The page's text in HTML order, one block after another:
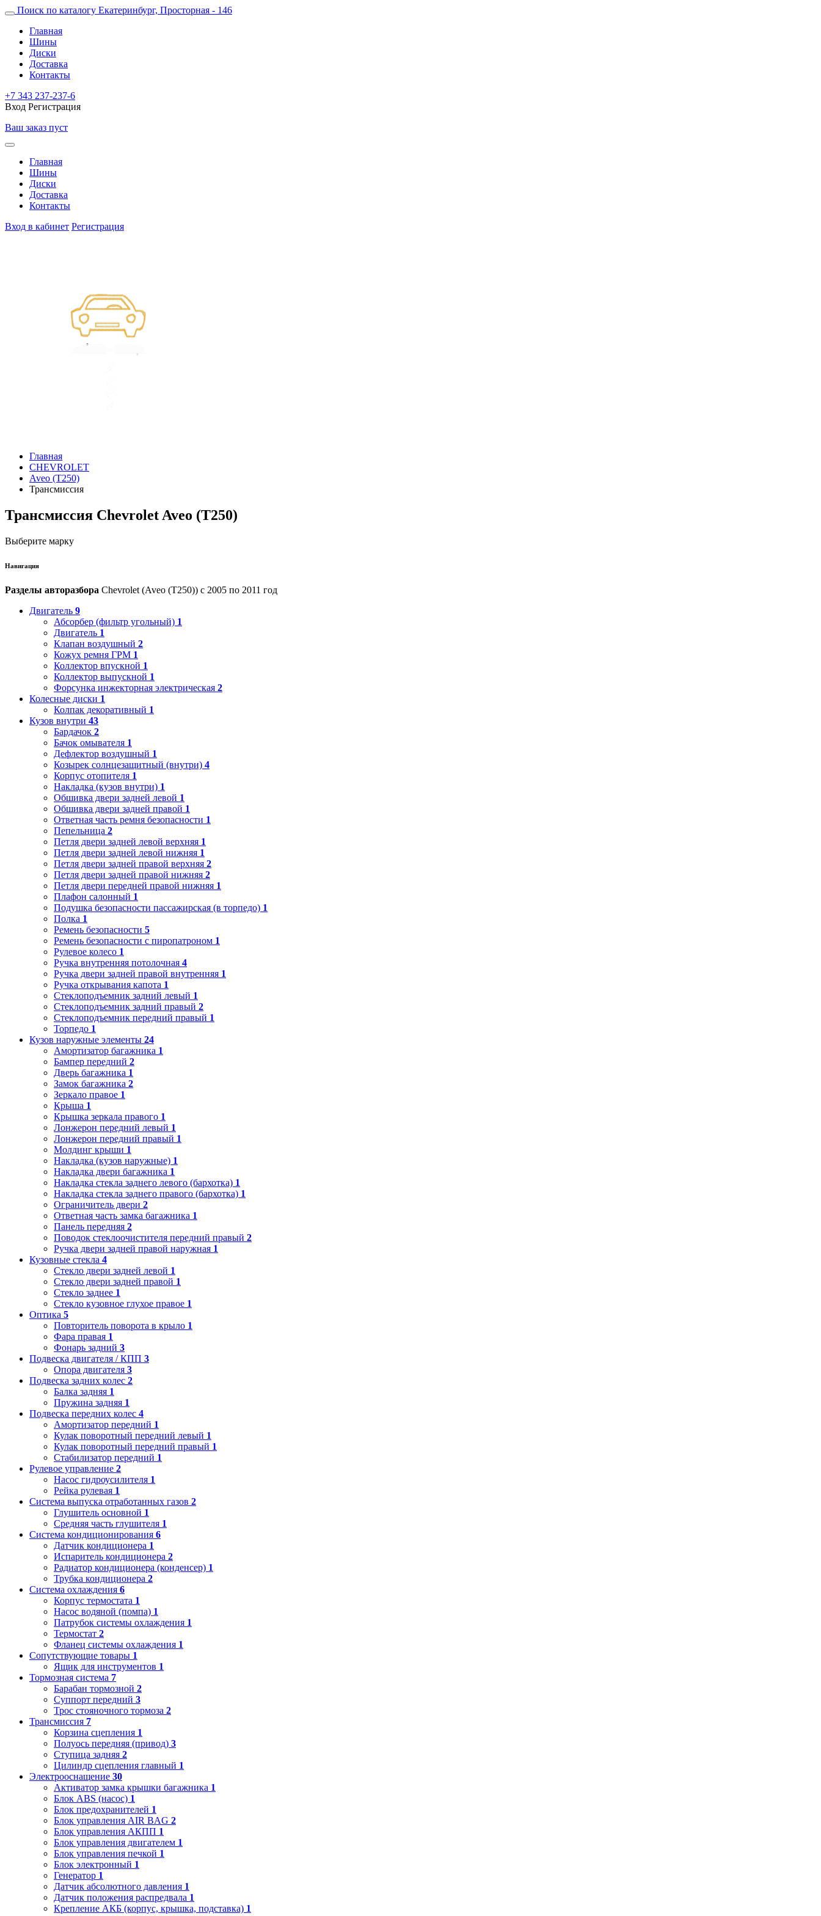
Поиск по каталогу Екатеринбург, Просторная - 146
Главная
Шины
Диски
Доставка
Контакты
+7 343 237-237-6
Вход Регистрация
Ваш заказ пуст
Главная
Шины
Диски
Доставка
Контакты
Вход в кабинет Регистрация
Главная
CHEVROLET
Aveo (T250)
Трансмиссия
Трансмиссия Chevrolet Aveo (T250)
Выберите марку
Навигация
Разделы авторазбора Chevrolet (Aveo (T250)) с 2005 по 2011 год
Двигатель 9
Абсорбер (фильтр угольный) 1
Двигатель 1
Клапан воздушный 2
Кожух ремня ГРМ 1
Коллектор впускной 1
Коллектор выпускной 1
Форсунка инжекторная электрическая 2
Колесные диски 1
Колпак декоративный 1
Кузов внутри 43
Бардачок 2
Бачок омывателя 1
Дефлектор воздушный 1
Козырек солнцезащитный (внутри) 4
Корпус отопителя 1
Накладка (кузов внутри) 1
Обшивка двери задней левой 1
Обшивка двери задней правой 1
Ответная часть ремня безопасности 1
Пепельница 2
Петля двери задней левой верхняя 1
Петля двери задней левой нижняя 1
Петля двери задней правой верхняя 2
Петля двери задней правой нижняя 2
Петля двери передней правой нижняя 1
Плафон салонный 1
Подушка безопасности пассажирская (в торпедо) 1
Полка 1
Ремень безопасности 5
Ремень безопасности с пиропатроном 1
Рулевое колесо 1
Ручка внутренняя потолочная 4
Ручка двери задней правой внутренняя 1
Ручка открывания капота 1
Стеклоподъемник задний левый 1
Стеклоподъемник задний правый 2
Стеклоподъемник передний правый 1
Торпедо 1
Кузов наружные элементы 24
Амортизатор багажника 1
Бампер передний 2
Дверь багажника 1
Замок багажника 2
Зеркало правое 1
Крыша 1
Крышка зеркала правого 1
Лонжерон передний левый 1
Лонжерон передний правый 1
Молдинг крыши 1
Накладка (кузов наружные) 1
Накладка двери багажника 1
Накладка стекла заднего левого (бархотка) 1
Накладка стекла заднего правого (бархотка) 1
Ограничитель двери 2
Ответная часть замка багажника 1
Панель передняя 2
Поводок стеклоочистителя передний правый 2
Ручка двери задней правой наружная 1
Кузовные стекла 4
Стекло двери задней левой 1
Стекло двери задней правой 1
Стекло заднее 1
Стекло кузовное глухое правое 1
Оптика 5
Повторитель поворота в крыло 1
Фара правая 1
Фонарь задний 3
Подвеска двигателя / КПП 3
Опора двигателя 3
Подвеска задних колес 2
Балка задняя 1
Пружина задняя 1
Подвеска передних колес 4
Амортизатор передний 1
Кулак поворотный передний левый 1
Кулак поворотный передний правый 1
Стабилизатор передний 1
Рулевое управление 2
Насос гидроусилителя 1
Рейка рулевая 1
Система выпуска отработанных газов 2
Глушитель основной 1
Средняя часть глушителя 1
Система кондиционирования 6
Датчик кондиционера 1
Испаритель кондиционера 2
Радиатор кондиционера (конденсер) 1
Трубка кондиционера 2
Система охлаждения 6
Корпус термостата 1
Насос водяной (помпа) 1
Патрубок системы охлаждения 1
Термостат 2
Фланец системы охлаждения 1
Сопутствующие товары 1
Ящик для инструментов 1
Тормозная система 7
Барабан тормозной 2
Суппорт передний 3
Трос стояночного тормоза 2
Трансмиссия 7
Корзина сцепления 1
Полуось передняя (привод) 3
Ступица задняя 2
Цилиндр сцепления главный 1
Электрооснащение 30
Активатор замка крышки багажника 1
Блок ABS (насос) 1
Блок предохранителей 1
Блок управления AIR BAG 2
Блок управления АКПП 1
Блок управления двигателем 1
Блок управления печкой 1
Блок электронный 1
Генератор 1
Датчик абсолютного давления 1
Датчик положения распредвала 1
Крепление АКБ (корпус, крышка, подставка) 1